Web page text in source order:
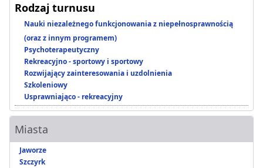
Rodzaj turnusu
Nauki niezależnego funkcjonowania z niepełnosprawnością
(oraz z innym programem)
Psychoterapeutyczny
Rekreacyjno - sportowy i sportowy
Rozwijający zainteresowania i uzdolnienia
Szkoleniowy
Usprawniająco - rekreacyjny
Miasta
Jaworze
Szczyrk